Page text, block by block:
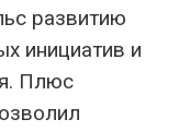
развитию
инициатив и
Плюс